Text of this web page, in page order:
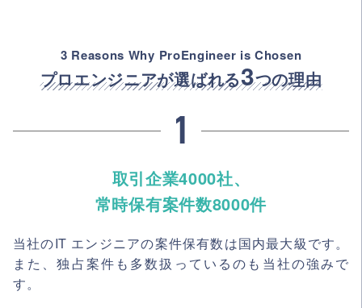
3 Reasons Why ProEngineer is Chosen
プロエンジニアが選ばれる3つの理由
取引企業4000社、
常時保有案件数8000件
当社のIT エンジニアの案件保有数は国内最大級です。
また、独占案件も多数扱っているのも当社の強みで
す。